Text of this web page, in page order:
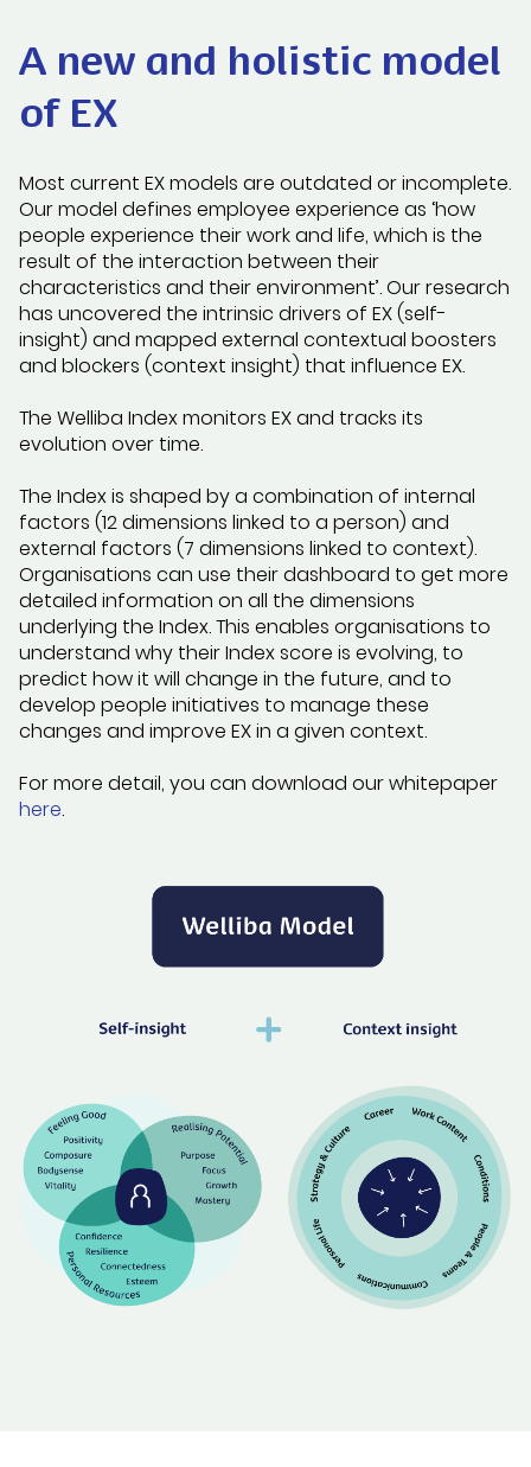
A new and holistic model
of EX
Most current EX models are outdated or incomplete.
Our model defines employee experience as ‘how
people experience their work and life, which is the
result of the interaction between their
characteristics and their environment’. Our research
has uncovered the intrinsic drivers of EX (self-
insight) and mapped external contextual boosters
and blockers (context insight) that influence EX.
The Welliba Index monitors EX and tracks its
evolution over time.
The Index is shaped by a combination of internal
factors (12 dimensions linked to a person) and
external factors (7 dimensions linked to context).
Organisations can use their dashboard to get more
detailed information on all the dimensions
underlying the Index. This enables organisations to
understand why their Index score is evolving, to
predict how it will change in the future, and to
develop people initiatives to manage these
changes and improve EX in a given context.
For more detail, you can download our whitepaper
here.